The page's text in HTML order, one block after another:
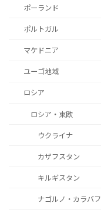
ポーランド
ポルトガル
マケドニア
ユーゴ地域
ロシア
ロシア・東欧
ウクライナ
カザフスタン
キルギスタン
ナゴルノ・カラバフ